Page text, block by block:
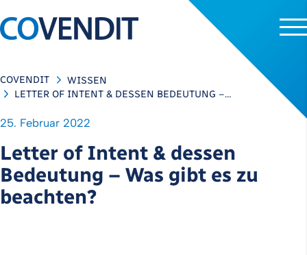
COVENDIT
WISSEN
LETTER OF INTENT & DESSEN BEDEUTUNG –…
25. Februar 2022
Letter of Intent & dessen
Bedeutung – Was gibt es zu
beachten?